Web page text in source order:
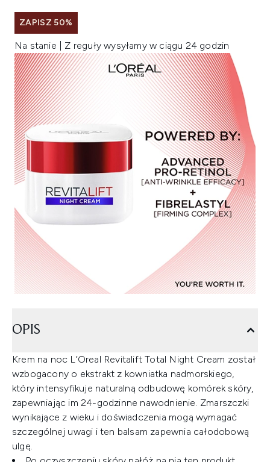
ZAPISZ 50%
Na stanie | Z reguły wysyłamy w ciągu 24 godzin
OPIS
Krem na noc L’Oreal Revitalift Total Night Cream został
wzbogacony o ekstrakt z kowniatka nadmorskiego,
który intensyfikuje naturalną odbudowę komórek skóry,
zapewniając im 24-godzinne nawodnienie. Zmarszczki
wynikające z wieku i doświadczenia mogą wymagać
szczególnej uwagi i ten balsam zapewnia całodobową
ulgę.